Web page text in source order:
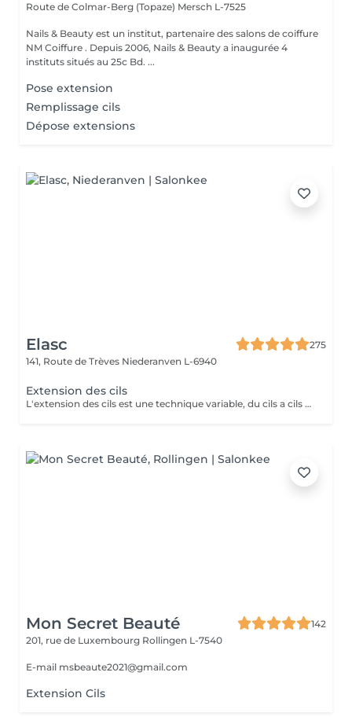
Route de Colmar-Berg (Topaze) Mersch L-7525
Nails & Beauty est un institut, partenaire des salons de coiffure
NM Coiffure . Depuis 2006, Nails & Beauty a inaugurée 4
instituts situés au 25c Bd. ...
Pose extension
Remplissage cils
Dépose extensions
Elasc
275
141, Route de Trèves Niederanven L-6940
Extension des cils
L'extension des cils est une technique variable, du cils a cils pour un effect très discret. Le 2D un effect naturel mais plus dense et le 3D va donner un effect volume. Nous proposons après chaque pose complète au deuxième rendez-vous de faire un remplissage par contre a votre troisième passage de faire une dépose suivi d'une pose complète afin de ne pas abîmer vos cils et d'avoir toujours un résultat parfait. Pour celle encore hésitante ou ayant peur d'être allergique on vous propose de réserver un entretien préalable afin d'en discuter ensemble et de vous mettre quel que cils pour que vous puissiez voir comment vous réagissez.
Mon Secret Beauté
142
201, rue de Luxembourg Rollingen L-7540
E-mail msbeaute2021@gmail.com
Extension Cils